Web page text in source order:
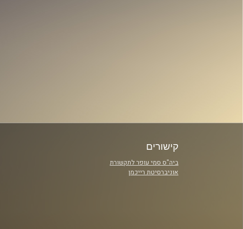
קישורים
ביה"ס סמי עופר לתקשורת
אוניברסיטת רייכמן